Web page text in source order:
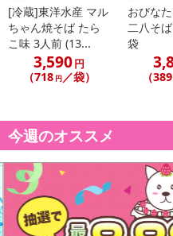
休業日
■その他共通および商品カテゴ
さい）
こちらの情報
[冷蔵]東洋水産 マル
ちゃん焼そば たら
こ味 3人前 (13...
3,590円
（718 円／袋）
おびな
二八そ
袋
（389
今週のオススメ